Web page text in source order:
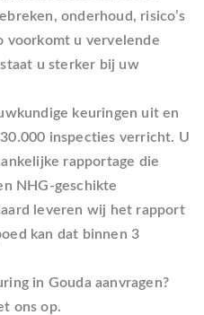
onderhoud, risico’s
voorkomt u vervelende
u sterker bij uw
keuringen uit en
inspecties verricht. U
rapportage die
NHG-geschikte
leveren wij het rapport
kan dat binnen 3
in Gouda aanvragen?
ons op.